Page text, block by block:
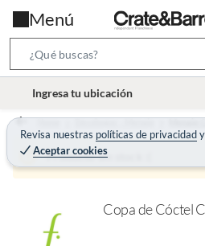
Menú
e
r
c
B
r
t
Ingresa tu ubicación
Revisa nuestras políticas de privacidady
Aceptar cookies
Home Decohogar - Menaje Menaje
Producto sin stock :(
Copa de Cóctel